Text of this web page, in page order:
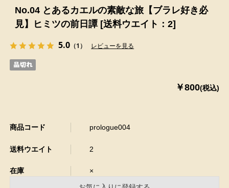
No.04 とあるカエルの素敵な旅【ブラレ好き必
見】ヒミツの前日譚 [送料ウエイト：2]
5.0 （1） レビューを見る
￥800(税込)
商品コード prologue004
送料ウエイト 2
在庫
×